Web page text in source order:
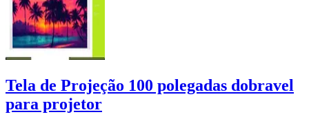
Tela de Projeção 100 polegadas dobravel
para projetor